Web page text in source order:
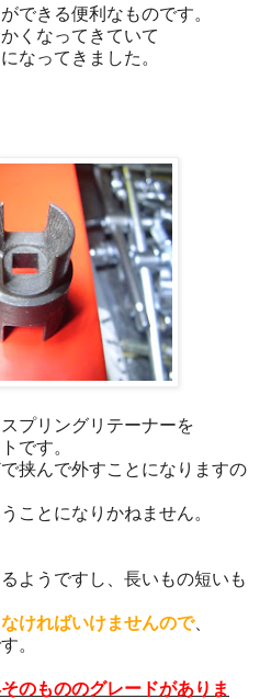
できる便利なものです。
くなってきていて
なってきました。
プリングリテーナーを
です。
挟んで外すことになりますの
ことになりかねません。
ようですし、長いもの短いも
ければいけませんので、
。
のもののグレードがありま